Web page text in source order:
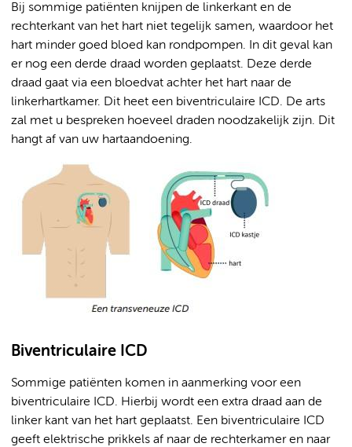
Bij sommige patiënten knijpen de linkerkant en de
rechterkant van het hart niet tegelijk samen, waardoor het
hart minder goed bloed kan rondpompen. In dit geval kan
er nog een derde draad worden geplaatst. Deze derde
draad gaat via een bloedvat achter het hart naar de
linkerhartkamer. Dit heet een biventriculaire ICD. De arts
zal met u bespreken hoeveel draden noodzakelijk zijn. Dit
hangt af van uw hartaandoening.
Biventriculaire ICD
Sommige patiënten komen in aanmerking voor een
biventriculaire ICD. Hierbij wordt een extra draad aan de
linker kant van het hart geplaatst. Een biventriculaire ICD
geeft elektrische prikkels af naar de rechterkamer en naar